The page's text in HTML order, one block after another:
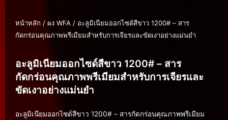
หน้าหลัก / ผง WFA / อะลูมิเนียมออกไซด์สีขาว 1200# – สาร
กัดกร่อนคุณภาพพรีเมียมสำหรับการเจียรและขัดเงาอย่างแม่นยำ
อะลูมิเนียมออกไซด์สีขาว 1200# – สาร
กัดกร่อนคุณภาพพรีเมียมสำหรับการเจียรและ
ขัดเงาอย่างแม่นยำ
อะลูมิเนียมออกไซด์สีขาว 1200# – สารกัดกร่อนคุณภาพพรีเมียม